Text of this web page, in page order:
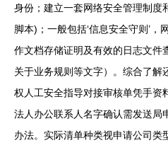
身份；建立一套网络安全管理制度
脚本)；一般包括‘信息安全守则’
作文档存储证明及有效的日志文件
关于业务规则等文字）。综合了解
权人工安全指导对接审核单凭手资
法人办公联系人名字确认需发送局
办法。实际清单种类视申请公司类